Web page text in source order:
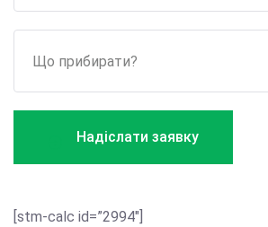
Надіслати заявку
[stm-calc id=”2994″]